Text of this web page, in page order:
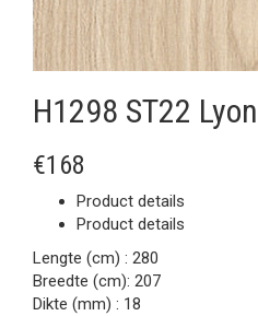
H1298 ST22
€168
Product details
Product details
Lengte (cm) : 280
Breedte (cm): 207
Dikte (mm) : 18